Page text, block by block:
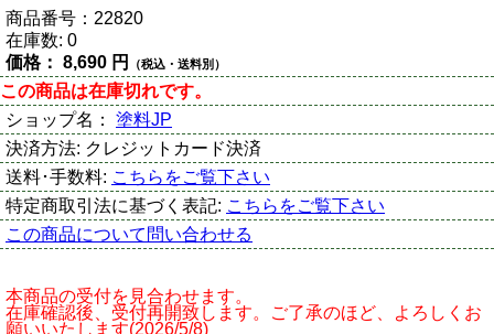
商品番号： 22820
在庫数: 0
価格： 8,690 円 （税込・送料別）
この商品は在庫切れです。
ショップ名： 塗料JP
決済方法: クレジットカード決済
送料･手数料: こちらをご覧下さい
特定商取引法に基づく表記: こちらをご覧下さい
この商品について問い合わせる
本商品の受付を見合わせます。
在庫確認後、受付再開致します。ご了承のほど、よろしくお
願いいたします(2026/5/8)